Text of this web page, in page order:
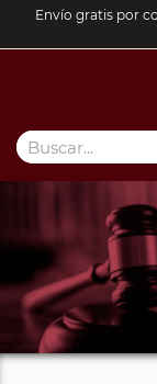
Envío gratis por